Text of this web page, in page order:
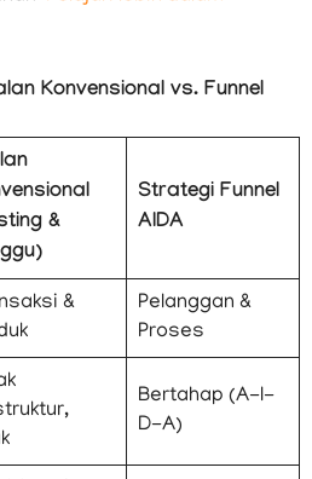
Konvensional vs. Funnel
&
Strategi Funnel
AIDA
&
Pelanggan &
Proses
Bertahap (A-I-
D-A)